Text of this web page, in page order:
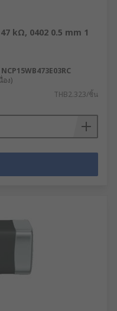
kΩ, 0402 0.5 mm 1
NCP15WB473E03RC
ง)
THB2.323/ชิ้น